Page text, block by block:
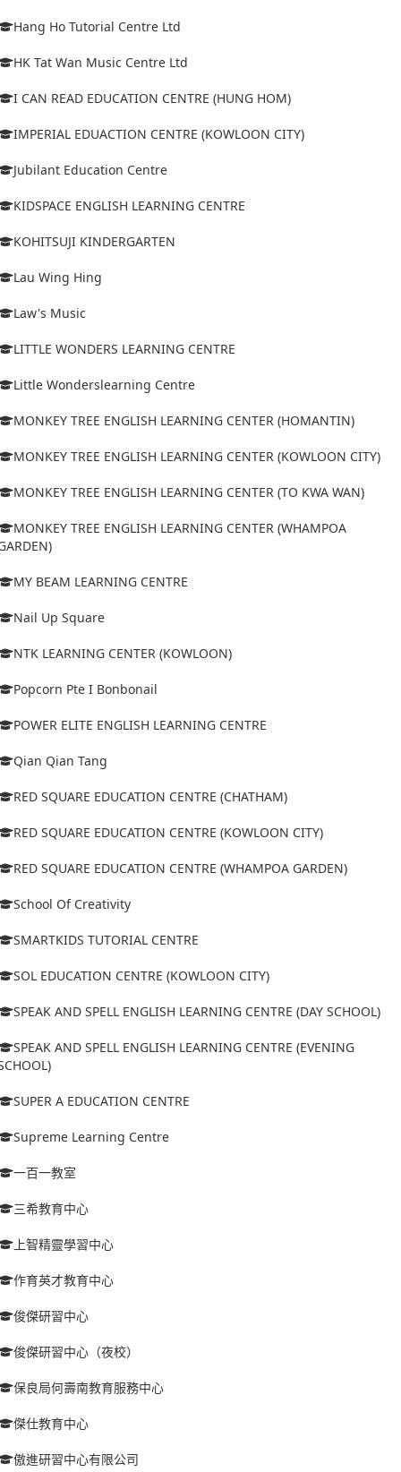
Hang Ho Tutorial Centre Ltd
HK Tat Wan Music Centre Ltd
I CAN READ EDUCATION CENTRE (HUNG HOM)
IMPERIAL EDUACTION CENTRE (KOWLOON CITY)
Jubilant Education Centre
KIDSPACE ENGLISH LEARNING CENTRE
KOHITSUJI KINDERGARTEN
Lau Wing Hing
Law's Music
LITTLE WONDERS LEARNING CENTRE
Little Wonderslearning Centre
MONKEY TREE ENGLISH LEARNING CENTER (HOMANTIN)
MONKEY TREE ENGLISH LEARNING CENTER (KOWLOON CITY)
MONKEY TREE ENGLISH LEARNING CENTER (TO KWA WAN)
MONKEY TREE ENGLISH LEARNING CENTER (WHAMPOA
MY BEAM LEARNING CENTRE
Nail Up Square
NTK LEARNING CENTER (KOWLOON)
Popcorn Pte I Bonbonail
POWER ELITE ENGLISH LEARNING CENTRE
Qian Qian Tang
RED SQUARE EDUCATION CENTRE (CHATHAM)
RED SQUARE EDUCATION CENTRE (KOWLOON CITY)
RED SQUARE EDUCATION CENTRE (WHAMPOA GARDEN)
School Of Creativity
SMARTKIDS TUTORIAL CENTRE
SOL EDUCATION CENTRE (KOWLOON CITY)
SPEAK AND SPELL ENGLISH LEARNING CENTRE (DAY SCHOOL)
SPEAK AND SPELL ENGLISH LEARNING CENTRE (EVENING
SUPER A EDUCATION CENTRE
Supreme Learning Centre
一百一教室
三希教育中心
上智精靈學習中心
作育英才教育中心
俊傑研習中心
俊傑研習中心（夜校）
保良局何壽南教育服務中心
傑仕教育中心
傲進研習中心有限公司